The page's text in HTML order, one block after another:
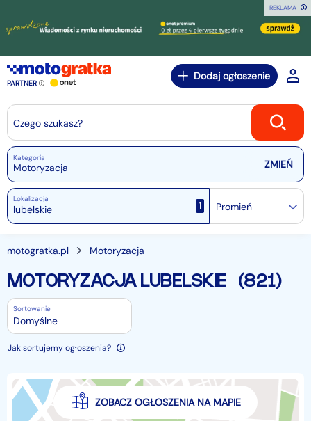
REKLAMA
PARTNER
Dodaj ogłoszenie
Czego szukasz?
Kategoria
Motoryzacja
Lokalizacja
1 Promień
motogratka.pl Motoryzacja
MOTORYZACJA LUBELSKIE (821)
Sortowanie
Domyślne
Jak sortujemy ogłoszenia?
ZOBACZ OGŁOSZENIA NA MAPIE